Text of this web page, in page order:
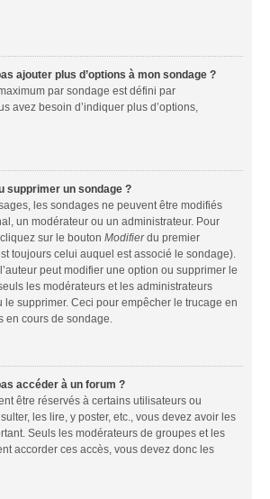
ajouter plus d’options à mon sondage ?
par sondage est défini par
avez besoin d’indiquer plus d’options,
supprimer un sondage ?
les sondages ne peuvent être modifiés
un modérateur ou un administrateur. Pour
sur le bouton Modifierdu premier
toujours celui auquel est associé le sondage).
peut modifier une option ou supprimer le
les modérateurs et les administrateurs
le supprimer. Ceci pour empêcher le trucage en
en cours de sondage.
accéder à un forum ?
être réservés à certains utilisateurs ou
les lire, y poster, etc., vous devez avoir les
Seuls les modérateurs de groupes et les
accorder ces accès, vous devez donc les